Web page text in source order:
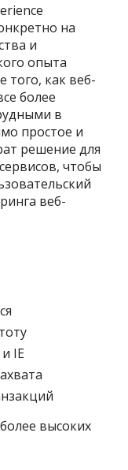
на
и
опыта
того, как веб-
более
в
простое и
решение для
чтобы
веб-
IE
высоких